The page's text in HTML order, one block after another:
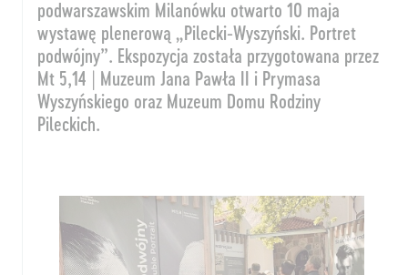
podwarszawskim Milanówku otwarto 10 maja
wystawę plenerową „Pilecki-Wyszyński. Portret
podwójny”. Ekspozycja została przygotowana przez
Mt 5,14 | Muzeum Jana Pawła II i Prymasa
Wyszyńskiego oraz Muzeum Domu Rodziny
Pileckich.